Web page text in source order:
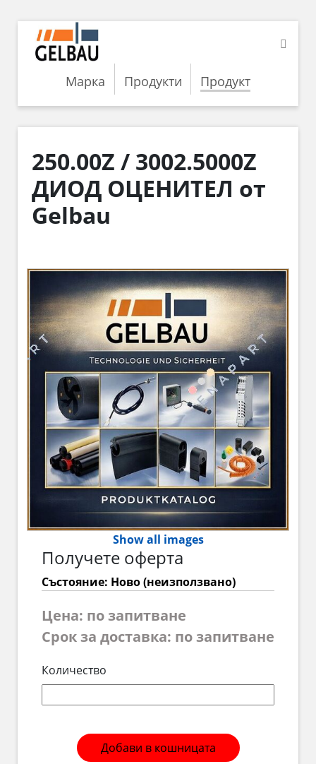
Марка Продукти Продукт
250.00Z / 3002.5000Z
ДИОД ОЦЕНИТЕЛ от
Gelbau
Show all images
Получете оферта
Състояние: Ново (неизползвано)
Цена: по запитване
Срок за доставка: по запитване
Количество
Добави в кошницата